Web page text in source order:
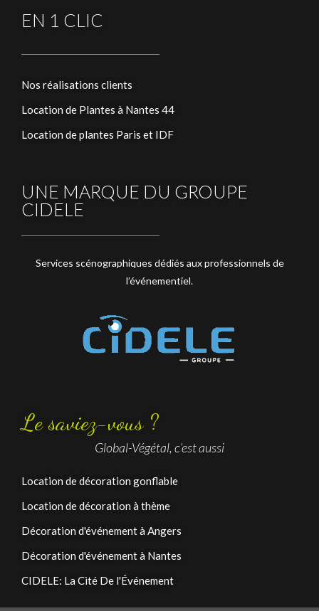
EN 1 CLIC
Nos réalisations clients
Location de Plantes à Nantes 44
Location de plantes Paris et IDF
UNE MARQUE DU GROUPE
CIDELE
Services scénographiques dédiés aux professionnels de
l’événementiel.
Le saviez-vous ?
Global-Végétal, c’est aussi
Location de décoration gonflable
Location de décoration à thème
Décoration d'événement à Angers
Décoration d'événement à Nantes
CIDELE: La Cité De l'Événement